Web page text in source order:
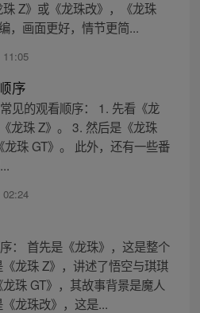
Z》或《龙珠改》，《龙珠
，画面更好，情节更简...
11:05
序
见的观看顺序： 1. 先看《龙
龙珠 Z》。 3. 然后是《龙珠
珠 GT》。 此外，还有一些番
02:24
： 首先是《龙珠》，这是整个
龙珠 Z》，讲述了悟空与琪琪
珠 GT》，其故事背景是魔人
龙珠改》，这是...